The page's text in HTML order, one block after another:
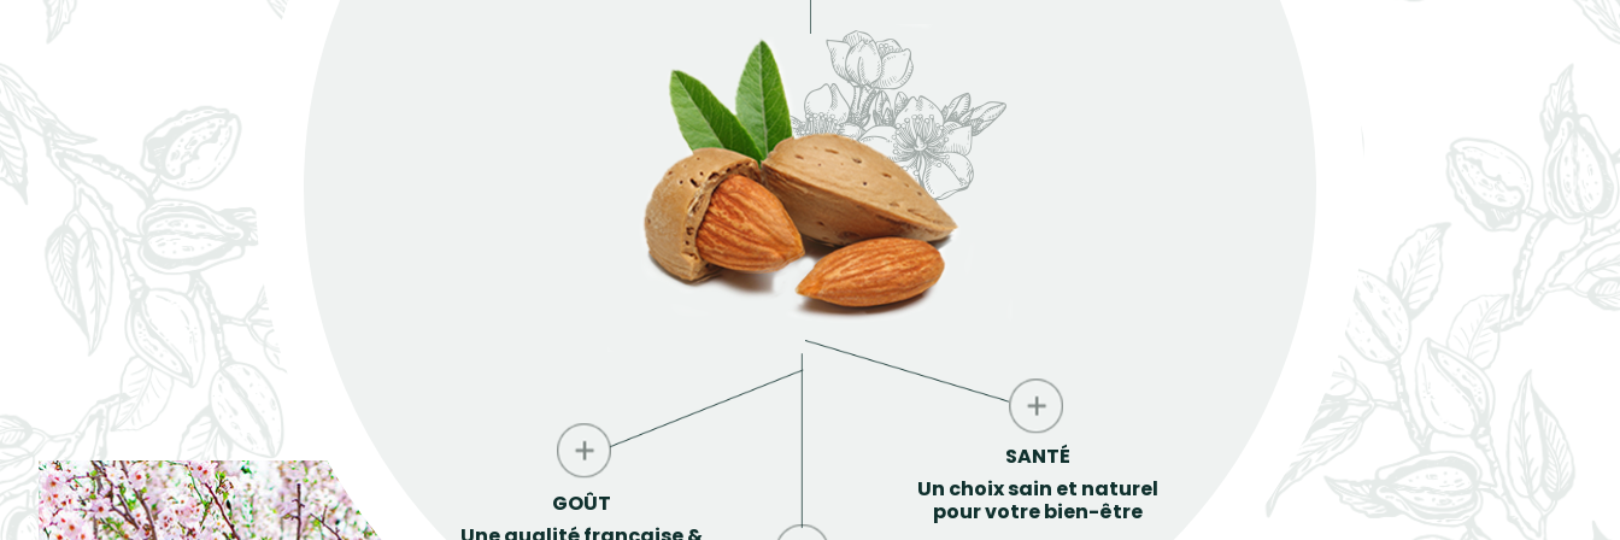
GOÛT
SANTÉ
Un choix sain et naturel
pour votre bien-être